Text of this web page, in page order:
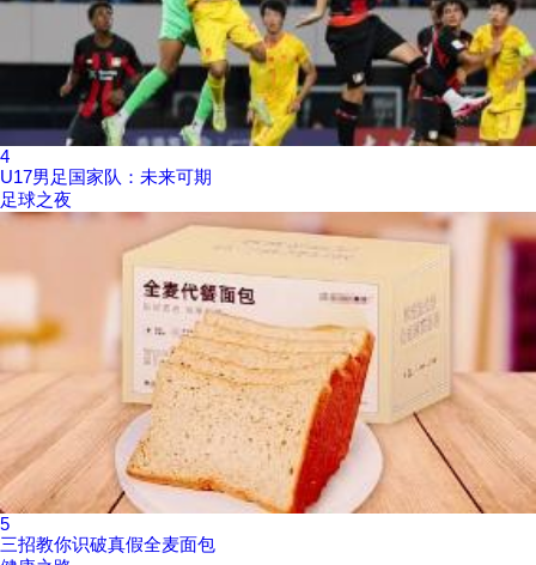
4
U17男足国家队：未来可期
足球之夜
5
三招教你识破真假全麦面包